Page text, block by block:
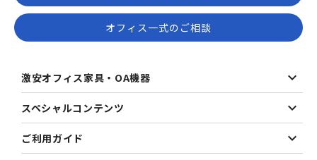
オフィス一式のご相談
激安オフィス家具・OA機器
スペシャルコンテンツ
ご利用ガイド